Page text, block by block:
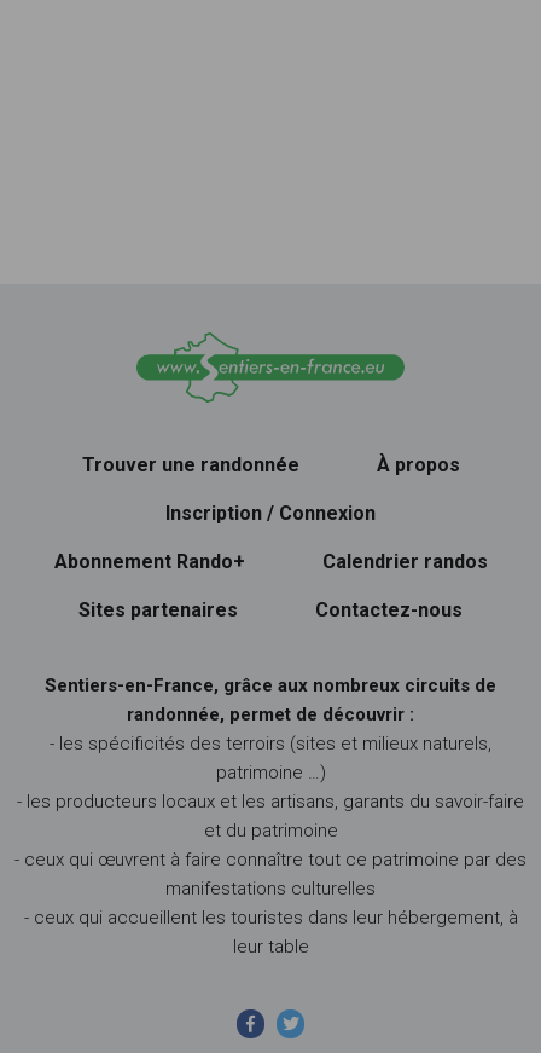
Trouver une randonnée À propos
Inscription / Connexion
Abonnement Rando+ Calendrier randos
Sites partenaires Contactez-nous
Sentiers-en-France, grâce aux nombreux circuits de
randonnée, permet de découvrir :
- les spécificités des terroirs (sites et milieux naturels,
patrimoine …)
- les producteurs locaux et les artisans, garants du savoir-faire
et du patrimoine
- ceux qui œuvrent à faire connaître tout ce patrimoine par des
manifestations culturelles
- ceux qui accueillent les touristes dans leur hébergement, à
leur table